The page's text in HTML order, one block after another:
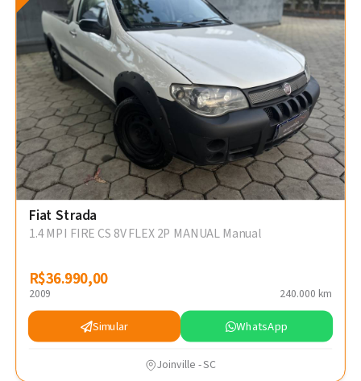
Fiat Strada
1.4 MPI FIRE CS 8V FLEX 2P MANUAL Manual
R$36.990,00
R$36.990,00
2009 240.000 km
Simular WhatsApp
Joinville - SC